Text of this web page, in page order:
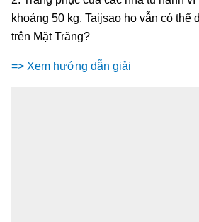
khoảng 50 kg. Taijsao họ vẫn có thể
trên Mặt Trăng?
=> Xem hướng dẫn giải